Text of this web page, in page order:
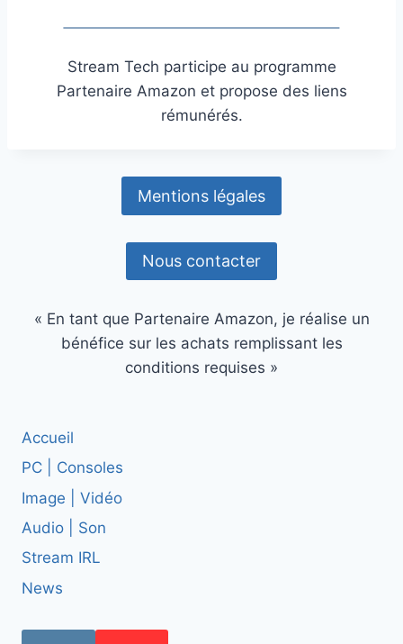
Stream Tech participe au programme
Partenaire Amazon et propose des liens
rémunérés.
Mentions légales
Nous contacter
« En tant que Partenaire Amazon, je réalise un
bénéfice sur les achats remplissant les
conditions requises »
Accueil
PC | Consoles
Image | Vidéo
Audio | Son
Stream IRL
News